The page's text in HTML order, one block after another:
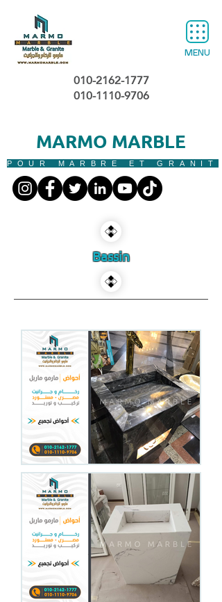
MENU
MARMO MARBLE
POUR MARBRE ET GRANIT
010-2162-1777
010-1110-9706
Bassin